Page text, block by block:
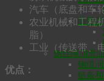
防锈剂
钢丝绳润滑油
钢缆
链条
汽车（底盘和车
农业机械和工程
脂）
工业（传送带、
优点：